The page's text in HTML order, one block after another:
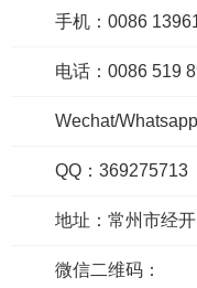
手机：0086
电话：0086 519
Wechat/
QQ：369275713
地址：常州市经
微信二维码：